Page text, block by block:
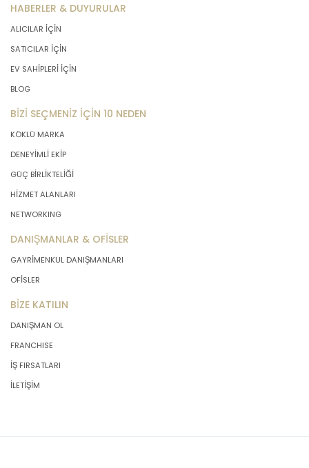
HABERLER & DUYURULAR
ALICILAR İÇİN
SATICILAR İÇİN
EV SAHİPLERİ İÇİN
BLOG
BİZİ SEÇMENİZ İÇİN 10 NEDEN
KÖKLÜ MARKA
DENEYİMLİ EKİP
GÜÇ BİRLİKTELİĞİ
HİZMET ALANLARI
NETWORKING
DANIŞMANLAR & OFİSLER
GAYRİMENKUL DANIŞMANLARI
OFİSLER
BİZE KATILIN
DANIŞMAN OL
FRANCHISE
İŞ FIRSATLARI
İLETİŞİM